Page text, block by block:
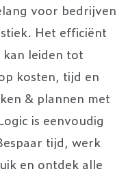
voor bedrijven
Het efficiënt
leiden tot
kosten, tijd en
& plannen met
is eenvoudig
tijd, werk
en ontdek alle